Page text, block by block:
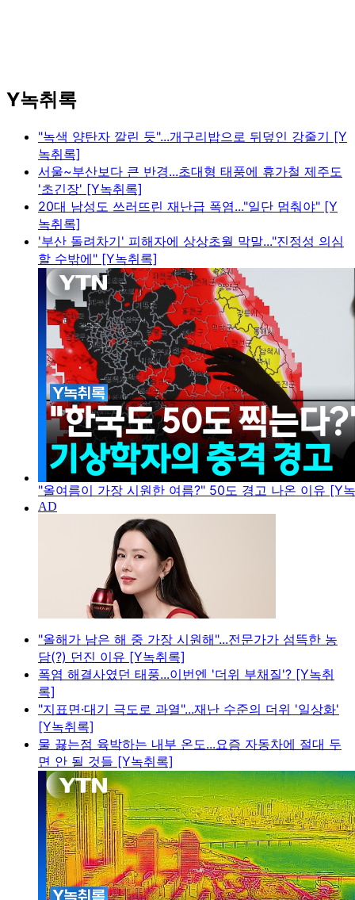
Y녹취록
"녹색 양탄자 깔린 듯"...개구리밥으로 뒤덮인 강줄기 [Y
녹취록]
서울~부산보다 큰 반경...초대형 태풍에 휴가철 제주도
'초긴장' [Y녹취록]
20대 남성도 쓰러뜨린 재난급 폭염..."일단 멈춰야" [Y
녹취록]
'부산 돌려차기' 피해자에 상상초월 막말..."진정성 의심
할 수밖에" [Y녹취록]
"올여름이 가장 시원한 여름?" 50도 경고 나온 이유 [Y
"올해가 남은 해 중 가장 시원해"...전문가가 섬뜩한 농
담(?) 던진 이유 [Y녹취록]
폭염 해결사였던 태풍...이번엔 '더위 부채질'? [Y녹취
록]
"지표면·대기 극도로 과열"...재난 수준의 더위 '일상화'
[Y녹취록]
물 끓는점 육박하는 내부 온도...요즘 자동차에 절대 두
면 안 될 것들 [Y녹취록]